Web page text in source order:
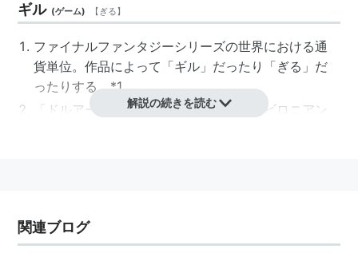
ギル (ゲーム) 【ぎる】
ファイナルファンタジーシリーズの世界における通
貨単位。作品によって「ギル」だったり「ぎる」だ
ったりする。*1
「ドルアーガの塔」をはじめとする「バビロニアン
ギル・エヴァンス
解説の続きを読む
関連ブログ